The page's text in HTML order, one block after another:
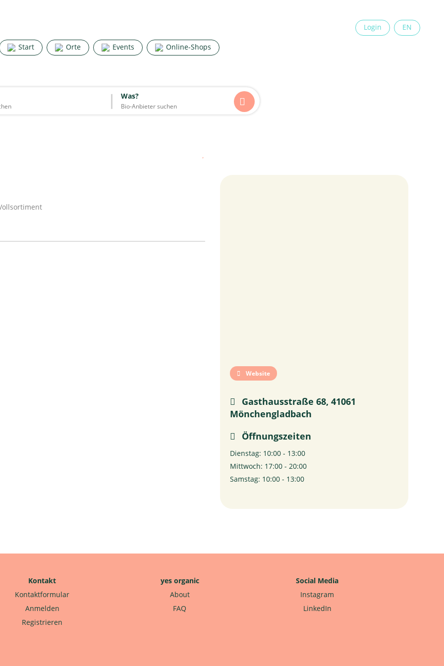
Start Orte Events Online-Shops
Login EN
Was?
×
Start Orte Events Online-Shops
Was?
Website
Gasthausstraße 68, 41061
Mönchengladbach
Öffnungszeiten
Dienstag: 10:00 - 13:00
Mittwoch: 17:00 - 20:00
Samstag: 10:00 - 13:00
Kontakt
Kontaktformular
Anmelden
Registrieren
yes organic
About
FAQ
Social Media
Instagram
LinkedIn